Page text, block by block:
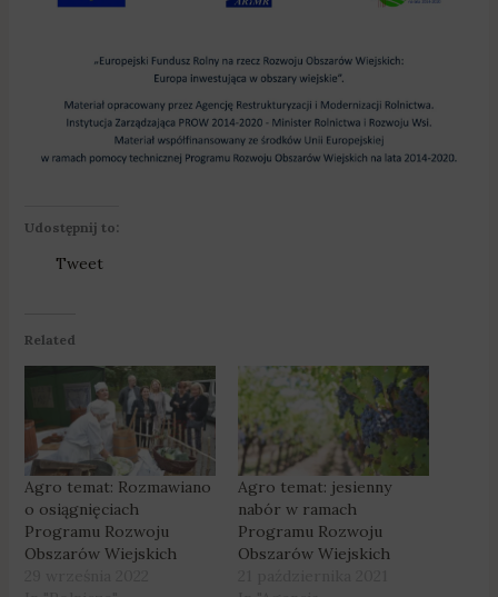
Udostępnij to:
Tweet
Related
Agro temat: Rozmawiano
o osiągnięciach
Programu Rozwoju
Obszarów Wiejskich
Agro temat: jesienny
nabór w ramach
Programu Rozwoju
Obszarów Wiejskich